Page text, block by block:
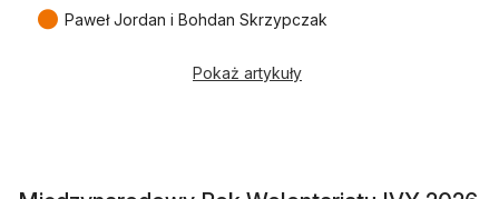
● Paweł Jordan i Bohdan Skrzypczak
Pokaż artykuły